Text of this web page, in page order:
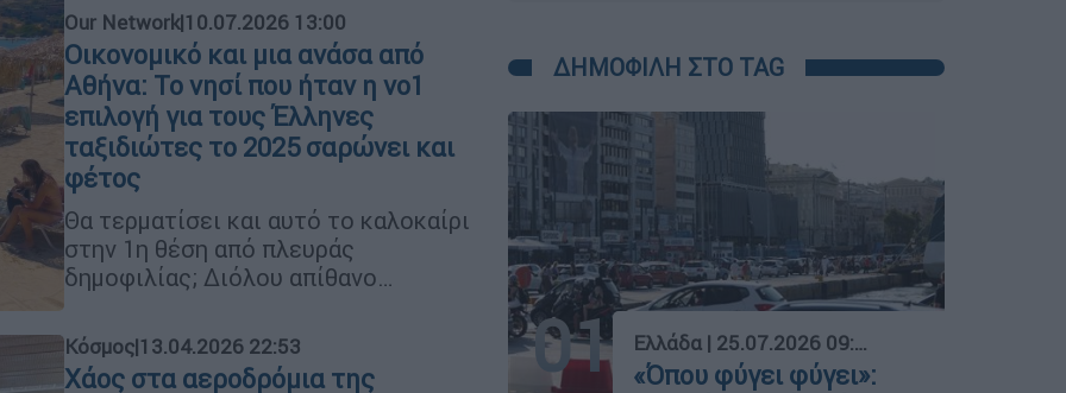
Our Network|10.07.2026 13:00
Οικονομικό και μια ανάσα από
Αθήνα: Το νησί που ήταν η νο1
επιλογή για τους Έλληνες
ταξιδιώτες το 2025 σαρώνει και
φέτος
Θα τερματίσει και αυτό το καλοκαίρι
στην 1η θέση από πλευράς
δημοφιλίας; Διόλου απίθανο…
Κόσμος|13.04.2026 22:53
Χάος στα αεροδρόμια της
ΔΗΜΟΦΙΛΗ ΣΤΟ TAG
01 Ελλάδα | 25.07.2026 09:02
«Όπου φύγει φύγει»: